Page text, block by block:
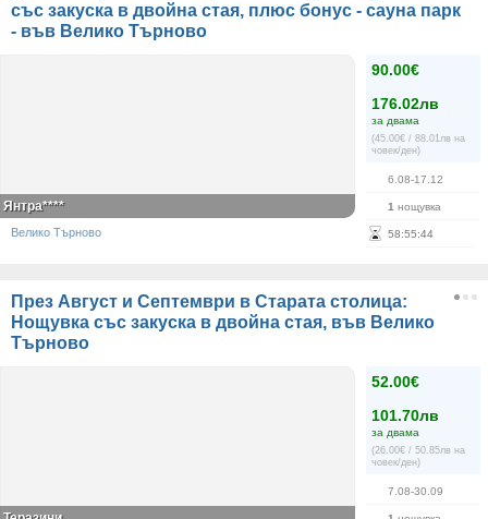
със закуска в двойна стая, плюс бонус - сауна парк
- във Велико Търново
90.00€
176.02лв
за двама
(45.00€ / 88.01лв на
човек/ден)
6.08-17.12
1 нощувка
58:55:44
Янтра****
Велико Търново
През Август и Септември в Старата столица:
Нощувка със закуска в двойна стая, във Велико
Търново
52.00€
101.70лв
за двама
(26.00€ / 50.85лв на
човек/ден)
7.08-30.09